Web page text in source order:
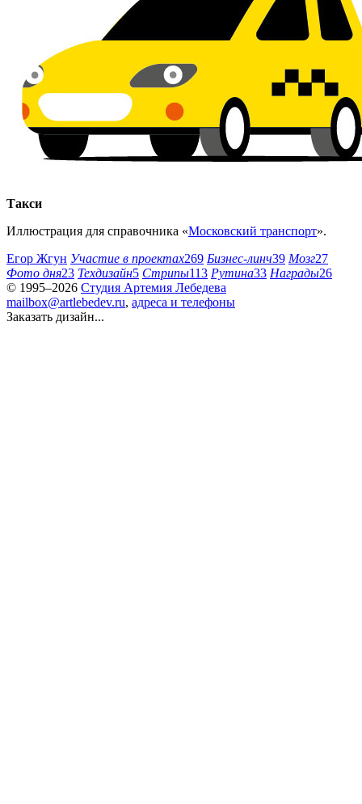
Такси
Иллюстрация для справочника «Московский транспорт».
Егор Жгун Участие в проектах269 Бизнес-линч39 Мозг27
Фото дня23 Техдизайн5 Стрипы113 Рутина33 Награды26
© 1995–2026 Студия Артемия Лебедева
mailbox@artlebedev.ru, адреса и телефоны
Заказать дизайн...